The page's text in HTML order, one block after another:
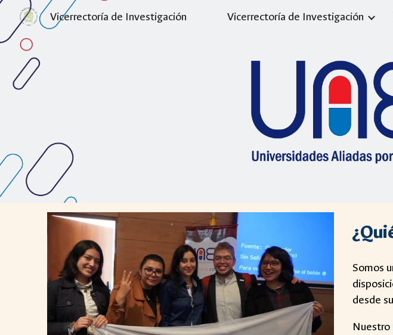
Skip to main content
Vicerrectoría de Investigación Vicerrectoría de Investigación
Somos
desde
Nuestro